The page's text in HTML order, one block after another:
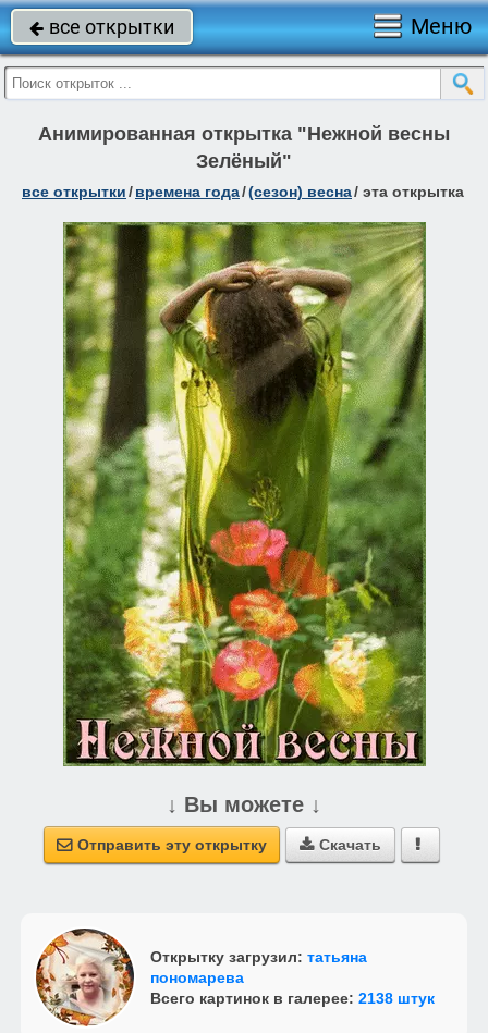
 все открытки Меню
Анимированная открытка "Нежной весны
Зелёный"
все открытки/времена года/(сезон) весна/ эта открытка
↓ Вы можете ↓
 Отправить эту открытку  Скачать 
Открытку загрузил: татьяна
пономарева
Всего картинок в галерее: 2138 штук